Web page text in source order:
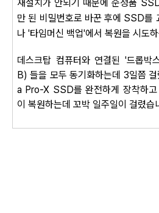
재설치가 안되기 때문에 순정품
만 된 비밀번호로 바꾼 후에 SSD를
나 '타임머신 백업'에서 복원을 시도
데스크탑 컴퓨터와 연결된 '드롭
B) 들을 모두 동기화하는데 3일쯤
a Pro-X SSD를 완전하게 장착하
이 복원하는데 꼬박 일주일이 걸렸습